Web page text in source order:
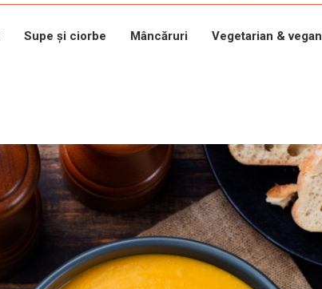
Supe și ciorbe Mâncăruri Vegetarian & vegan